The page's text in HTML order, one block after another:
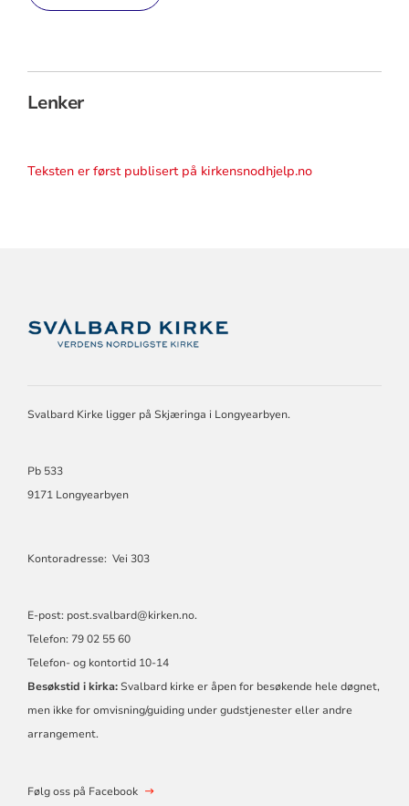
Lenker
Teksten er først publisert på kirkensnodhjelp.no
FOR
Svalbard Kirke ligger på Skjæringa i Longyearbyen.
Pb 533
9171 Longyearbyen
Kontoradresse: Vei 303
E-post: post.svalbard@kirken.no.
Telefon: 79 02 55 60
Telefon- og kontortid 10-14
Besøkstid i kirka:Svalbard kirke er åpen for besøkende hele døgnet,
men ikke for omvisning/guiding under gudstjenester eller andre
arrangement.
Følg oss på Facebook